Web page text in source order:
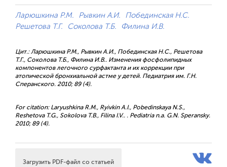
Ларюшкина Р.М. Рывкин А.И.
Побединская Н.С.
Решетова Т.Г.
Соколова Т.Б. Филина И.В.
Цит.: Ларюшкина Р.М., Рывкин А.И., Побединская Н.С., Решетова
Т.Г., Соколова Т.Б., Филина И.В.. Изменения фосфолипидных
компонентов легочного сурфактанта и их коррекции при
атопической бронхиальной астме у детей. Педиатрия им. Г.Н.
Сперанского. 2010; 89 (4).
For citation: Laryushkina R.M., Ryivkin A.I., Pobedinskaya N.S.,
Reshetova T.G., Sokolova T.B., Filina I.V.. . Pediatria n.a. G.N. Speransky.
2010; 89 (4).
Загрузить PDF-файл со статьей